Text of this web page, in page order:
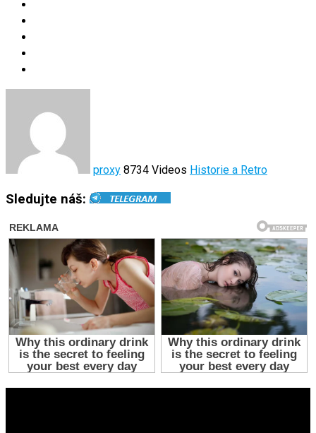
proxy 8734 Videos Historie a Retro
Sledujte náš: